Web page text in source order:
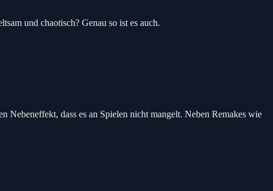
und chaotisch? Genau so ist es auch.
Nebeneffekt, dass es an Spielen nicht mangelt. Neben Remakes wie